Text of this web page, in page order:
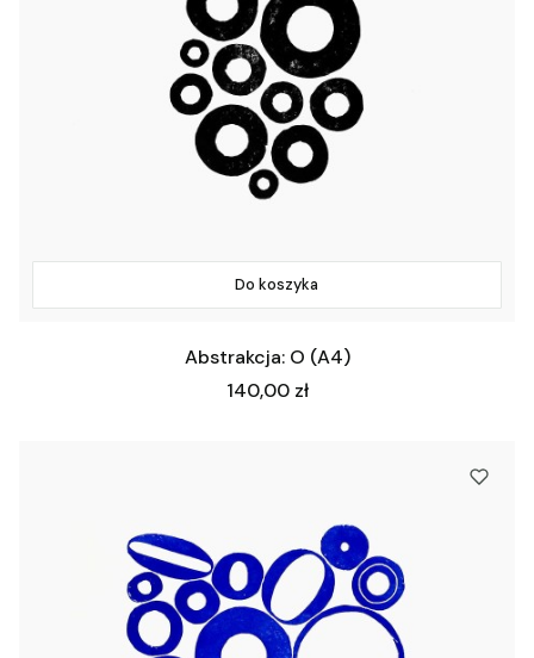
Do koszyka
Abstrakcja: O (A4)
Cena
140,00 zł